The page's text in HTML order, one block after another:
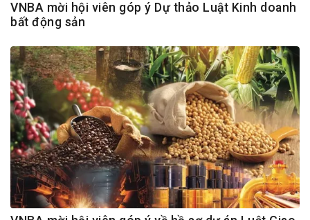
VNBA mời hội viên góp ý Dự thảo Luật Kinh doanh
bất động sản